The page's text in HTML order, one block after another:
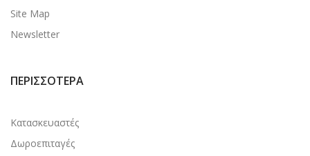
Site Map
Newsletter
ΠΕΡΙΣΣΌΤΕΡΑ
Κατασκευαστές
Δωροεπιταγές